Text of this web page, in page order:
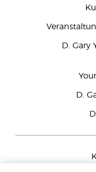
D. Gary
D.